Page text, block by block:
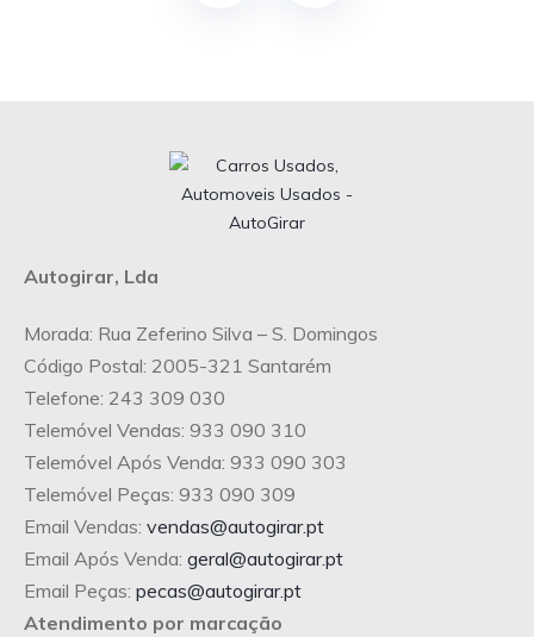
Autogirar, Lda
Morada: Rua Zeferino Silva – S. Domingos
Código Postal: 2005-321 Santarém
Telefone: 243 309 030
Telemóvel Vendas: 933 090 310
Telemóvel Após Venda: 933 090 303
Telemóvel Peças: 933 090 309
Email Vendas: vendas@autogirar.pt
Email Após Venda: geral@autogirar.pt
Email Peças: pecas@autogirar.pt
Atendimento por marcação